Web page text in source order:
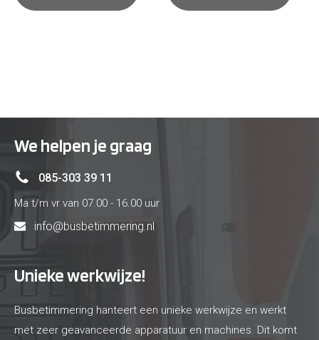
We helpen je graag
085-303 39 11
Ma t/m vr van 07.00 - 16.00 uur
info@busbetimmering.nl
Unieke werkwijze!
Busbetimmering hanteert een unieke werkwijze en werkt
met zeer geavanceerde apparatuur en machines. Dit komt